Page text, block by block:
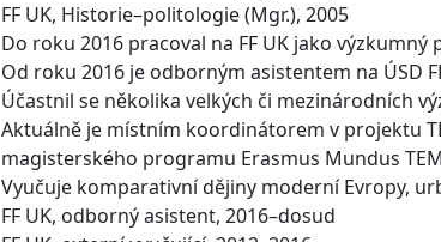
FF UK, Historie–politologie (Mgr.), 2005
Do roku 2016 pracoval na FF UK jako
Od roku 2016 je odborným asistentem na ÚSD
Účastnil se několika velkých či mezinárodních
Aktuálně je místním koordinátorem v projektu
magisterského programu Erasmus Mundus
Vyučuje komparativní dějiny moderní Evropy,
FF UK, odborný asistent, 2016–dosud